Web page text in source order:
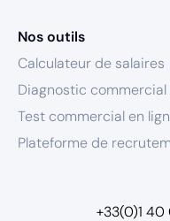
Nos outils
Calculateur de salaires
Diagnostic commercial
Test commercial en
Plateforme de
+33(0)1